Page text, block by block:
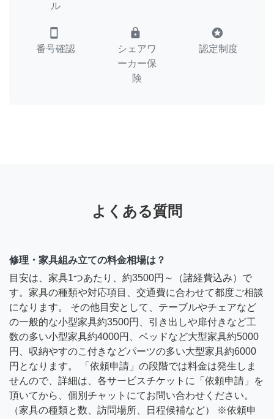
ル
smartphone
番号確認
lock
シェアワ
ーカー保
険
stars
認定制度
よくある質問
修理・家具組み立ての料金相場は？
目安は、家具1つあたり、約3500円～（諸経費込み）で
す。家具の種類や対応項目、交通費に合わせて都度ご相談
になります。 その他目安として、テーブルやチェアなど
の一般的な小型家具約3500円、引き出しや扉付きなど工
数の多い小型家具約4000円、ベッドなど大型家具約5000
円、収納やすのこ付きなどパーツの多い大型家具約6000
円となります。 「依頼申請」の段階では料金は発生しま
せんので、詳細は、各サービスチケットに「依頼申請」を
頂いてから、個別チャットにてお問い合わせください。
（家具の種類と数、訪問場所、日程候補など） ※依頼申